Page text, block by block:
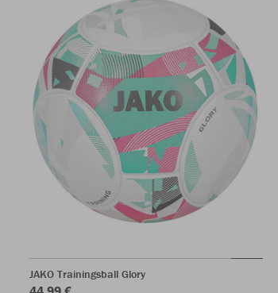
JAKO Trainingsball Glory